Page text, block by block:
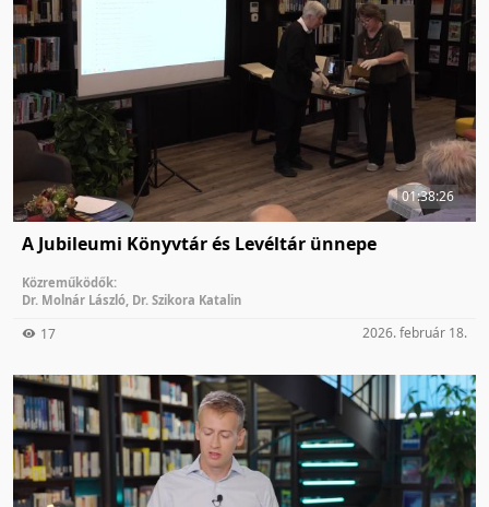
01:38:26
A Jubileumi Könyvtár és Levéltár ünnepe
Közreműködők:
Dr. Molnár László Dr. Szikora Katalin
17 2026. február 18.